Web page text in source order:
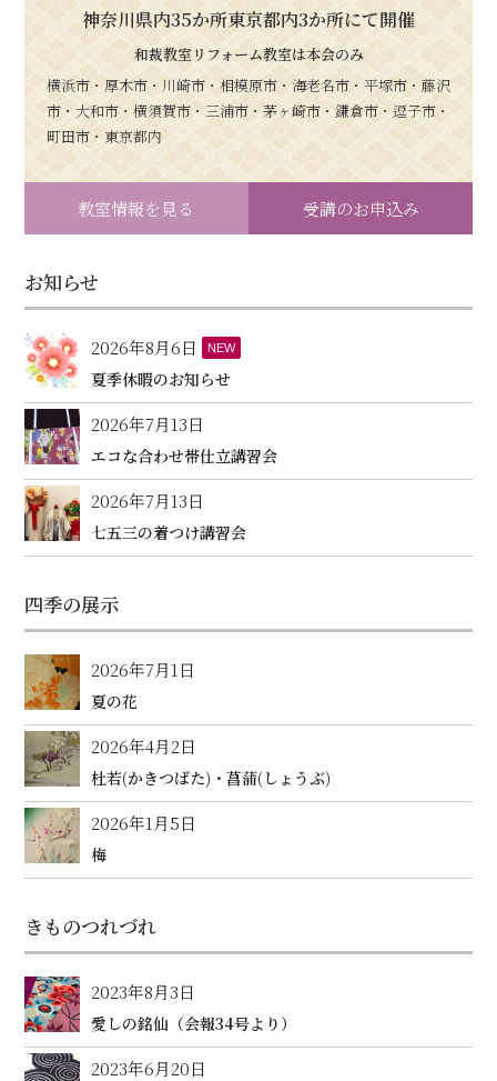
神奈川県内35か所東京都内3か所にて開催
和裁教室リフォーム教室は本会のみ
横浜市・厚木市・川崎市・相模原市・海老名市・平塚市・藤沢
市・大和市・横須賀市・三浦市・茅ヶ崎市・鎌倉市・逗子市・
町田市・東京都内
教室情報を見る 受講のお申込み
お知らせ
2026年8月6日 NEW
夏季休暇のお知らせ
2026年7月13日
エコな合わせ帯仕立講習会
2026年7月13日
七五三の着つけ講習会
四季の展示
2026年7月1日
夏の花
2026年4月2日
杜若(かきつばた)・菖蒲(しょうぶ)
2026年1月5日
梅
きものつれづれ
2023年8月3日
愛しの銘仙（会報34号より）
2023年6月20日